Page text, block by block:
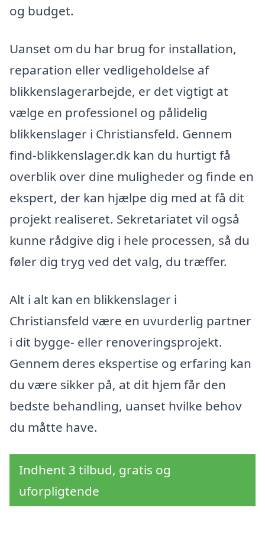
og budget.
Uanset om du har brug for installation,
reparation eller vedligeholdelse af
blikkenslagerarbejde, er det vigtigt at
vælge en professionel og pålidelig
blikkenslager i Christiansfeld. Gennem
find-blikkenslager.dk kan du hurtigt få
overblik over dine muligheder og finde en
ekspert, der kan hjælpe dig med at få dit
projekt realiseret. Sekretariatet vil også
kunne rådgive dig i hele processen, så du
føler dig tryg ved det valg, du træffer.
Alt i alt kan en blikkenslager i
Christiansfeld være en uvurderlig partner
i dit bygge- eller renoveringsprojekt.
Gennem deres ekspertise og erfaring kan
du være sikker på, at dit hjem får den
bedste behandling, uanset hvilke behov
du måtte have.
Indhent 3 tilbud, gratis og
uforpligtende